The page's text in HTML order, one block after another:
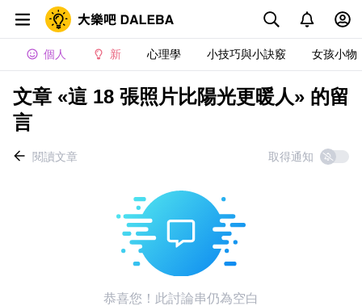
個人 新 心理學 小技巧與小訣竅 女孩小物
文章 «這 18 張照片比陽光更暖人» 的留
言
閱讀文章 取得通知
恭喜您！此討論串仍為空白